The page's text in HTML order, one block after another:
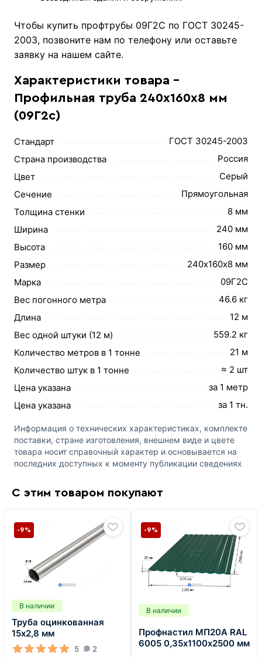
Чтобы купить профтрубы 09Г2С по ГОСТ 30245-
2003, позвоните нам по телефону или оставьте
заявку на нашем сайте.
Характеристики товара -
Профильная труба 240х160х8 мм
(09Г2с)
Стандарт
ГОСТ 30245-2003
Страна производства
Россия
Цвет
Серый
Сечение
Прямоугольная
Толщина стенки
8 мм
Ширина
240 мм
Высота
160 мм
Размер
240х160х8 мм
Марка
09Г2С
Вес погонного метра
46.6 кг
Длина
12 м
Вес одной штуки (12 м)
559.2 кг
Количество метров в 1 тонне
21 м
Количество штук в 1 тонне
≈ 2 шт
Цена указана
за 1 метр
Цена указана
за 1 тн.
Информация о технических характеристиках, комплекте
поставки, стране изготовления, внешнем виде и цвете
товара носит справочный характер и основывается на
последних доступных к моменту публикации сведениях
С этим товаром покупают
В наличии
Труба оцинкованная
15х2,8 мм
5 2
-9%
В наличии
Профнастил МП20А RAL
6005 0,35х1100х2500 мм
-9%